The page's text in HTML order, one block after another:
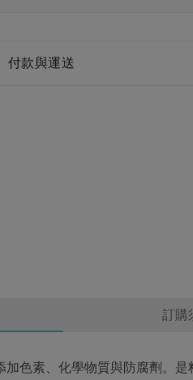
付款與運送
訂購
色素、化學物質與防腐劑。